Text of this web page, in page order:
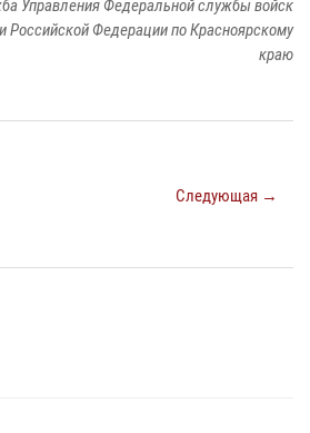
Управления Федеральной службы войск
Российской Федерации по Красноярскому
краю
Следующая →